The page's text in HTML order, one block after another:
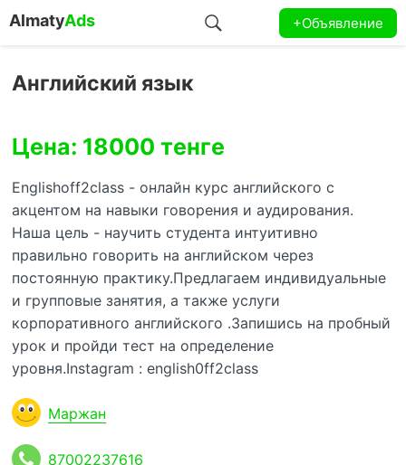
AlmatyAds +Объявление
Английский язык
Цена: 18000 тенге
Englishoff2class - онлайн курс английского с
акцентом на навыки говорения и аудирования.
Наша цель - научить студента интуитивно
правильно говорить на английском через
постоянную практику.Предлагаем индивидуальные
и групповые занятия, а также услуги
корпоративного английского .Запишись на пробный
урок и пройди тест на определение
уровня.Instagram : english0ff2class
Маржан
87002237616